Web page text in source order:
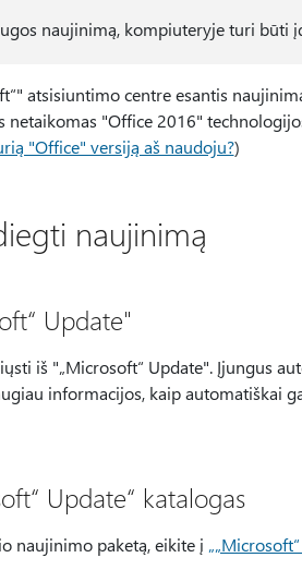
naujinimą, kompiuteryje turi būti
atsisiuntimo centre esantis
netaikomas "Office 2016"
"Office" versiją aš naudoju?)
naujinimą
Update"
iš "„Microsoft“ Update". Įjungus
informacijos, kaip automatiškai
Update“ katalogas
naujinimo paketą, eikite į